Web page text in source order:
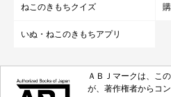
ねこのきもちクイズ
いぬ・ねこのきもちアプリ
ＡＢＪマークは、こ
が、著作権者からコ